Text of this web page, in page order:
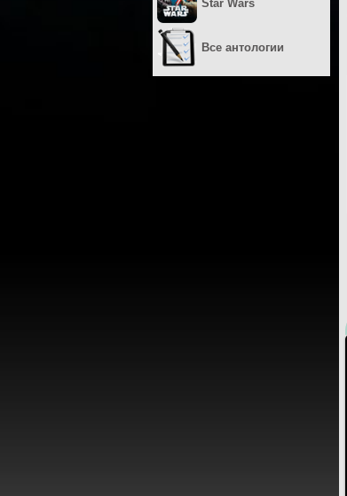
Star Wars
Все антологии